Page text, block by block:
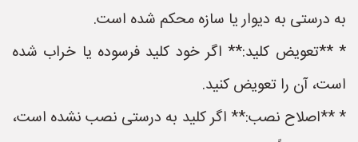
به درستی به دیوار یا سازه محکم شده است.
* **تعویض کلید:** اگر خود کلید فرسوده یا خراب شده
است، آن را تعویض کنید.
* **اصلاح نصب:** اگر کلید به درستی نصب نشده است،